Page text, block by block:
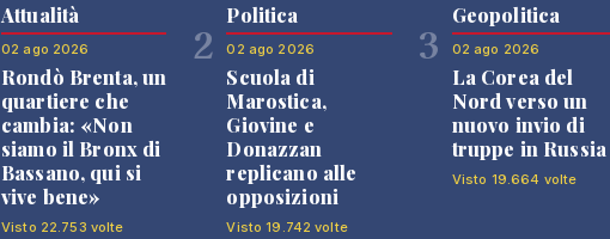
Attualità
02 ago 2026
Rondò Brenta, un
quartiere che
cambia: «Non
siamo il Bronx di
Bassano, qui si
vive bene»
Visto 22.753 volte
2
Politica
02 ago 2026
Scuola di
Marostica,
Giovine e
Donazzan
replicano alle
opposizioni
Visto 19.742 volte
3
Geopolitica
02 ago 2026
La Corea del
Nord verso un
nuovo invio di
truppe in Russia
Visto 19.664 volte